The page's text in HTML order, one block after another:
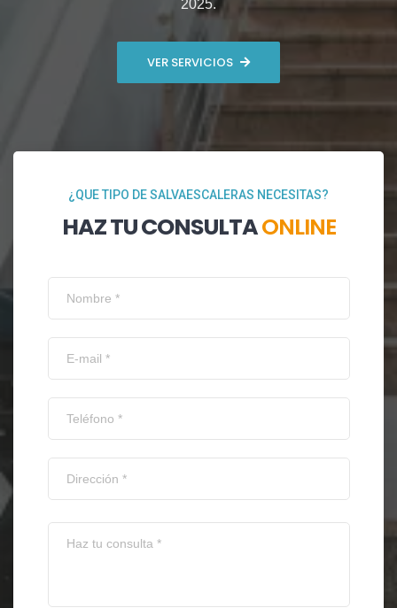
2025.
VER SERVICIOS
¿QUE TIPO DE SALVAESCALERAS NECESITAS?
HAZ TU CONSULTAONLINE